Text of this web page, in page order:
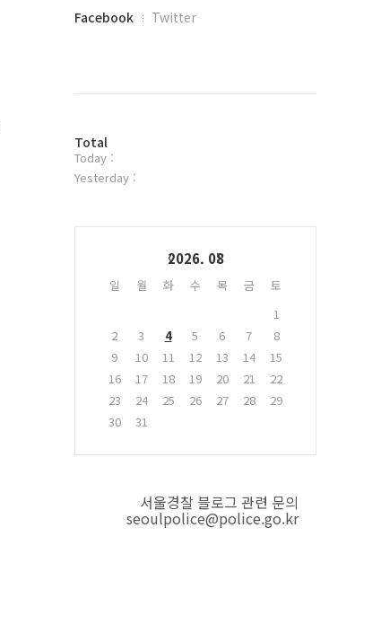
페
플
러
그
Facebook Twitter
방
문
자
Total
Today :
Yesterday :
2026. 08
일 월 화 수 목 금
토
1
2
3 4 5 6 7
8
9
10 11 12 13 14
15
16
17 18 19 20 21
22
23
24 25 26 27 28
29
30
31
서울경찰 블로그 관련 문의
seoulpolice@police.go.kr